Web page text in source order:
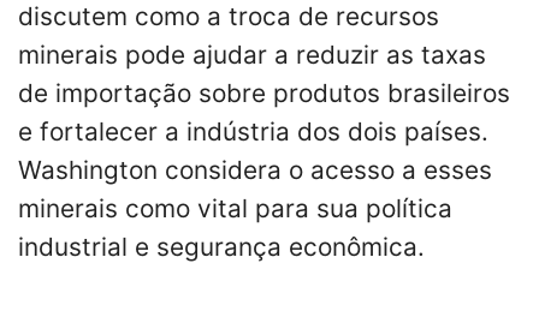
discutem como a troca de recursos
minerais pode ajudar a reduzir as taxas
de importação sobre produtos brasileiros
e fortalecer a indústria dos dois países.
Washington considera o acesso a esses
minerais como vital para sua política
industrial e segurança econômica.